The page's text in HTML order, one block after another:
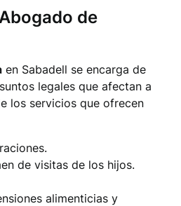
de
en Sabadell se encarga de
legales que afectan a
los servicios que ofrecen
de visitas de los hijos.
alimenticias y